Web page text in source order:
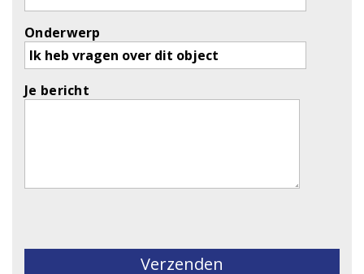
Onderwerp
Je bericht